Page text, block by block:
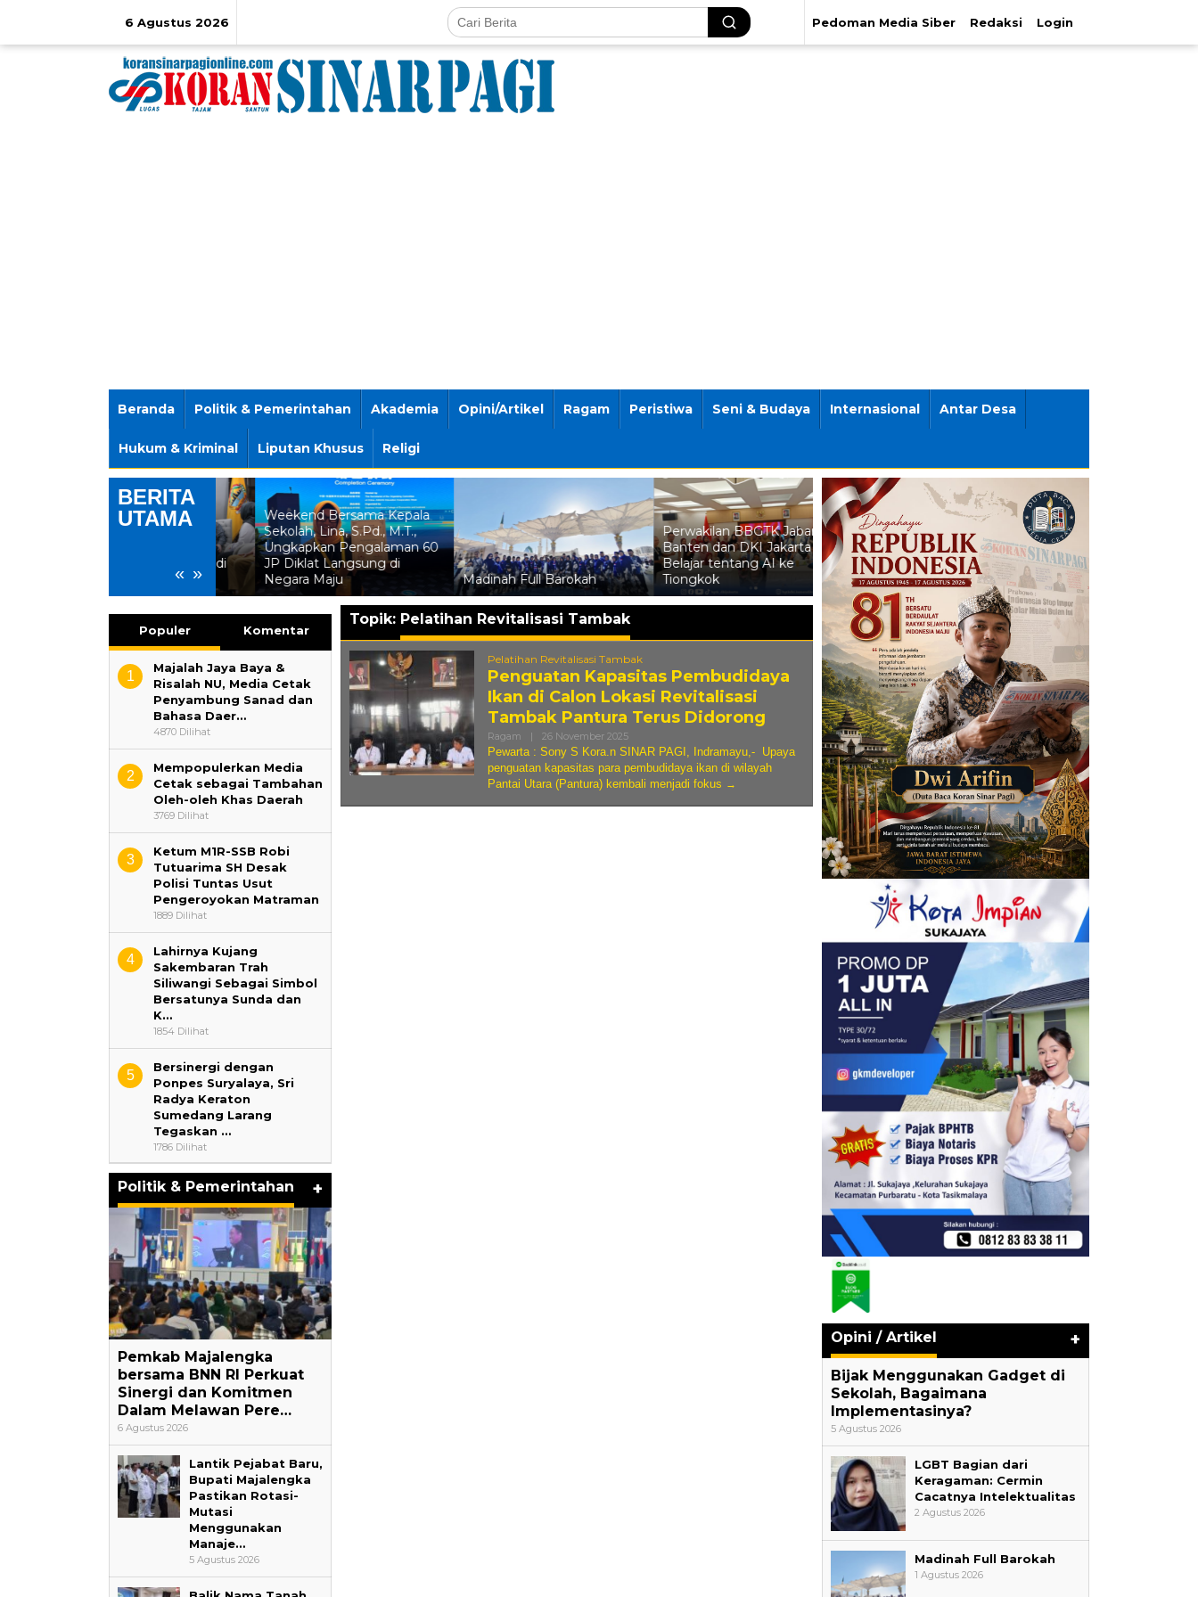
6 Agustus 2026 Pedoman Media Siber Redaksi Login
Beranda Politik & Pemerintahan Akademia Opini/Artikel Ragam Peristiwa Seni & Budaya Internasional Antar Desa
Hukum & Kriminal Liputan Khusus Religi
BERITA
UTAMA
« »
Jawa Tengah Masih Jadi
Magnet Investasi,
Weekend Bersama Kepala
Sekolah, Lina, S.Pd., M.T.,
Ungkapkan Pengalaman 60
JP Diklat Langsung di
Negara Maju
Madinah Full Barokah
Perwakilan BBGTK Jabar,
Banten dan DKI Jakarta
Belajar tentang AI ke
Tiongkok
Carilah Ilmu Sampai ke
Negeri China, AKSI dan
Kemendikdasmen Studi
Banding ke Negara Maju
Jawa Tengah Masih Jadi
Magnet Investasi,
Perusahaan Australia
Tanamkan US$350 Juta di
Batang
Populer Komentar
1
Majalah Jaya Baya &
Risalah NU, Media Cetak
Penyambung Sanad dan
Bahasa Daer…
4870 Dilihat
2
Mempopulerkan Media
Cetak sebagai Tambahan
Oleh-oleh Khas Daerah
3769 Dilihat
3
Ketum M1R-SSB Robi
Tutuarima SH Desak
Polisi Tuntas Usut
Pengeroyokan Matraman
1889 Dilihat
4
‎Lahirnya Kujang
Sakembaran Trah
Siliwangi Sebagai Simbol
Bersatunya Sunda dan
K…
1854 Dilihat
5
‎Bersinergi dengan
Ponpes Suryalaya, Sri
Radya Keraton
Sumedang Larang
Tegaskan …
1786 Dilihat
Politik & Pemerintahan +
Pemkab Majalengka
bersama BNN RI Perkuat
Sinergi dan Komitmen
Dalam Melawan Pere…
6 Agustus 2026
Lantik Pejabat Baru,
Bupati Majalengka
Pastikan Rotasi-
Mutasi
Menggunakan
Manaje…
5 Agustus 2026
Topik: Pelatihan Revitalisasi Tambak
Pelatihan Revitalisasi Tambak
Penguatan Kapasitas Pembudidaya
Ikan di Calon Lokasi Revitalisasi
Tambak Pantura Terus Didorong
Ragam | 26 November 2025Oleh
Wawan
Nurjaman
Pewarta : Sony S Kora.n SINAR PAGI, Indramayu,- Upaya
penguatan kapasitas para pembudidaya ikan di wilayah
Pantai Utara (Pantura) kembali menjadi fokus
Opini / Artikel +
Bijak Menggunakan Gadget di
Sekolah, Bagaimana
Implementasinya?
5 Agustus 2026
LGBT Bagian dari
Keragaman: Cermin
Cacatnya Intelektualitas
2 Agustus 2026
Madinah Full Barokah
1 Agustus 2026